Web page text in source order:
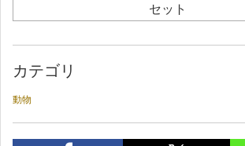
セット
カテゴリ
動物